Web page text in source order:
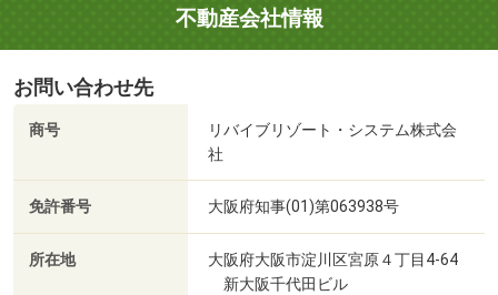
不動産会社情報
お問い合わせ先
商号
リバイブリゾート・システム株式会
社
免許番号 大阪府知事(01)第063938号
所在地
大阪府大阪市淀川区宮原４丁目4-64
新大阪千代田ビル